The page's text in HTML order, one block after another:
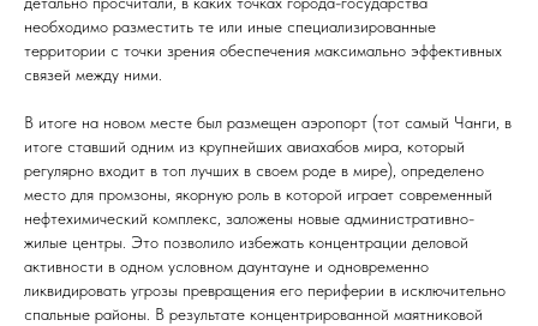
необходимо разместить те или иные специализированные
территории с точки зрения обеспечения максимально эффективных
связей между ними.
В итоге на новом месте был размещен аэропорт (тот самый Чанги, в
итоге ставший одним из крупнейших авиахабов мира, который
регулярно входит в топ лучших в своем роде в мире), определено
место для промзоны, якорную роль в которой играет современный
нефтехимический комплекс, заложены новые административно-
жилые центры. Это позволило избежать концентрации деловой
активности в одном условном даунтауне и одновременно
ликвидировать угрозы превращения его периферии в исключительно
спальные районы. В результате концентрированной маятниковой